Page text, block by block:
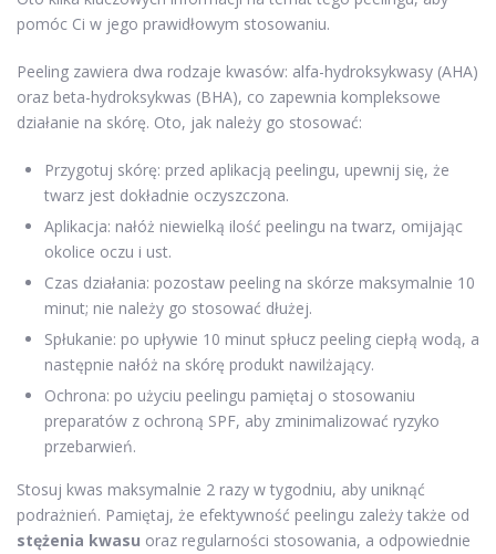
pomóc Ci w jego prawidłowym stosowaniu.
Peeling zawiera dwa rodzaje kwasów: alfa-hydroksykwasy (AHA)
oraz beta-hydroksykwas (BHA), co zapewnia kompleksowe
działanie na skórę. Oto, jak należy go stosować:
Przygotuj skórę: przed aplikacją peelingu, upewnij się, że
twarz jest dokładnie oczyszczona.
Aplikacja: nałóż niewielką ilość peelingu na twarz, omijając
okolice oczu i ust.
Czas działania: pozostaw peeling na skórze maksymalnie 10
minut; nie należy go stosować dłużej.
Spłukanie: po upływie 10 minut spłucz peeling ciepłą wodą, a
następnie nałóż na skórę produkt nawilżający.
Ochrona: po użyciu peelingu pamiętaj o stosowaniu
preparatów z ochroną SPF, aby zminimalizować ryzyko
przebarwień.
Stosuj kwas maksymalnie 2 razy w tygodniu, aby uniknąć
podrażnień. Pamiętaj, że efektywność peelingu zależy także od
stężenia kwasu oraz regularności stosowania, a odpowiednie